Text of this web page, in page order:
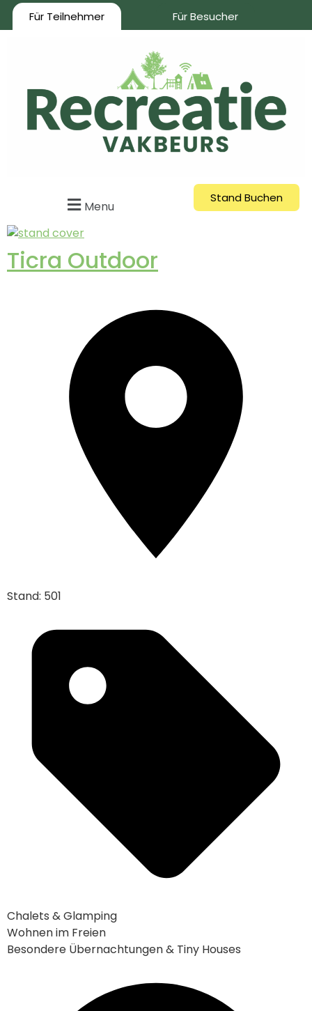
Für Teilnehmer Für Besucher
Menu
Stand Buchen
Ticra Outdoor
Stand: 501
Chalets & Glamping
Wohnen im Freien
Besondere Übernachtungen & Tiny Houses